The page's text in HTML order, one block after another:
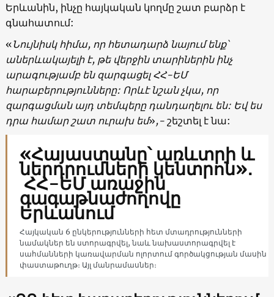
Երևանին, ինչը հայկական կողմը շատ բարձր է
գնահատում:
«Նույնիսկ հիմա, որ հետադարձ նայում ենք՝
աներևակայելի է, թե վերջին տարիներին ինչ
արագությամբ են զարգացել ՀՀ-ԵՄ
հարաբերությունները: Որևէ նշան չկա, որ
զարգացման այդ տեմպերը դանդաղելու են: Եվ ես
դրա համար շատ ուրախ եմ»,-շեշտել է նա:
«Հայաստանը՝ առևտրի և
ներդրումների կենտրոն»․
ՀՀ-ԵՄ առաջին
գագաթնաժողովը
Երևանում
Հայկական 6 ընկերությունների հետ մտադրությունների
նամակներ են ստորագրվել, նաև նախաստորագրվել է
սահմանների կառավարման ոլորտում գործակցության մասին
փաստաթուղթ։ Այլ մանրամասներ։